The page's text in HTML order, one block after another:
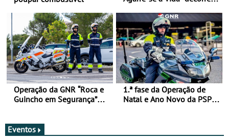
Operação da GNR “Roca e
Guincho em Segurança”
1.ª fase da Operação de
Natal e Ano Novo da PSP e
Eventos